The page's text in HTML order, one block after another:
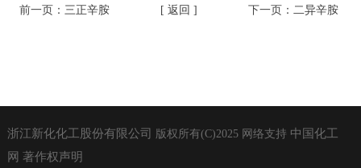
前一页： 三正辛胺 [ 返回 ] 下一页： 二异辛胺
浙江新化化工股份有限公司 版权所有(C)2025网络支持 中国化工
网 著作权声明